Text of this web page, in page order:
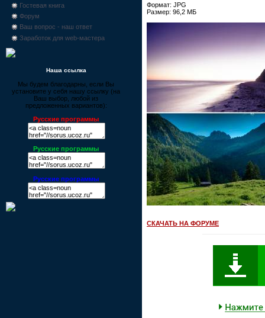
Гостевая книга
Форум
Ваш вопрос - наш ответ
Заработок для web-мастера
Наша ссылка
Мы будем благодарны, если Вы
установите у себя нашу ссылку (на
Ваш выбор, любой из
предложенных вариантов):
Русские программы
Русские программы
Русские программы
Формат: JPG
Размер: 96,2 МБ
СКАЧАТЬ НА ФОРУМЕ